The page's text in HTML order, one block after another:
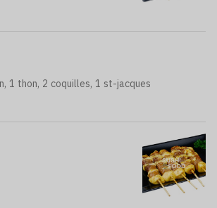
1 thon, 2 coquilles, 1 st-jacques